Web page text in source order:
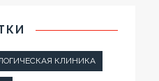
КЛИНИКА